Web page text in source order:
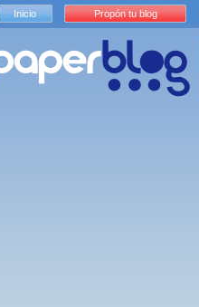
Inicio Propón tu blog